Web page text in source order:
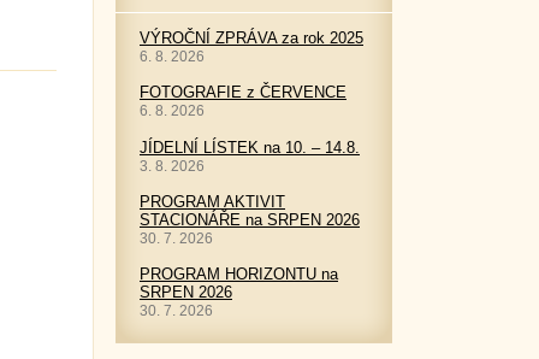
VÝROČNÍ ZPRÁVA za rok 2025
6. 8. 2026
FOTOGRAFIE z ČERVENCE
6. 8. 2026
JÍDELNÍ LÍSTEK na 10. – 14.8.
3. 8. 2026
PROGRAM AKTIVIT
STACIONÁŘE na SRPEN 2026
30. 7. 2026
PROGRAM HORIZONTU na
SRPEN 2026
30. 7. 2026